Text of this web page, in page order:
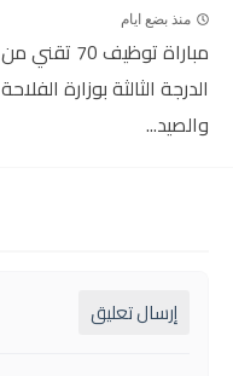
منذ بضع ايام
مباراة توظيف 70 تقني من
الدرجة الثالثة بوزارة الفلاحة
والصيد...
إرسال تعليق